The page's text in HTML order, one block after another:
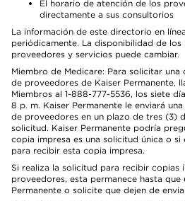
El horario de atención de los
directamente a sus consultorios
La información de este directorio en
periódicamente. La disponibilidad de los
proveedores y servicios puede cambiar.
Miembro de Medicare: Para solicitar
de proveedores de Kaiser Permanente,
Miembros al 1-888-777-5536, los siete
8 p. m. Kaiser Permanente le enviará
de proveedores en un plazo de tres (3)
solicitud. Kaiser Permanente podría
copia impresa es una solicitud única o
para recibir esta copia impresa.
Si realiza la solicitud para recibir copias
proveedores, esta permanece hasta que
Permanente o solicite que dejen de